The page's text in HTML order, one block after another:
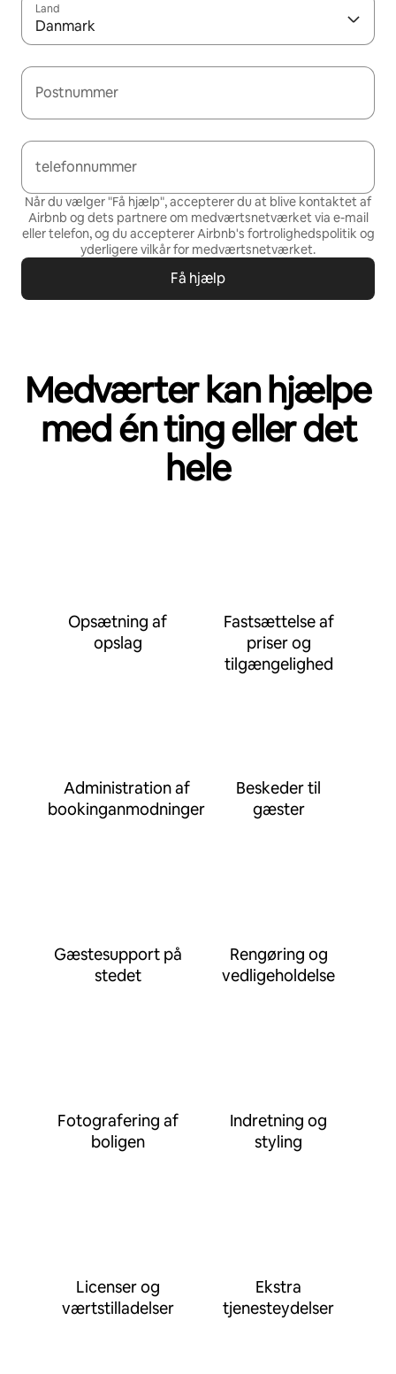
Land
Danmark
Postnummer
telefonnummer
Når du vælger "Få hjælp", accepterer du at blive kontaktet af
Airbnb og dets partnere om medværtsnetværket via e-mail
eller telefon, og du accepterer Airbnb's fortrolighedspolitik og
yderligere vilkår for medværtsnetværket.
Få hjælp
Medværter kan hjælpe
med én ting eller det
hele
Opsætning af
opslag
Fastsættelse af
priser og
tilgængelighed
Administration af
bookinganmodninger
Beskeder til
gæster
Gæstesupport på
stedet
Rengøring og
vedligeholdelse
Fotografering af
boligen
Indretning og
styling
Licenser og
værtstilladelser
Ekstra
tjenesteydelser